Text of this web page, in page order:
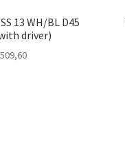
13 WH/BL D45
driver)